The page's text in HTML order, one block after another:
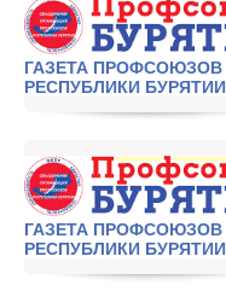
ГАЗЕТА ПРОФСОЮЗОВ
РЕСПУБЛИКИ БУРЯТИИ
ГАЗЕТА ПРОФСОЮЗОВ
РЕСПУБЛИКИ БУРЯТИИ